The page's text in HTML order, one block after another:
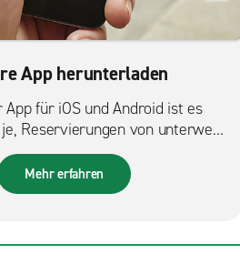
App herunterladen
für iOS und Android ist es
Reservierungen von unterwegs
zu verwalten.
Mehr erfahren